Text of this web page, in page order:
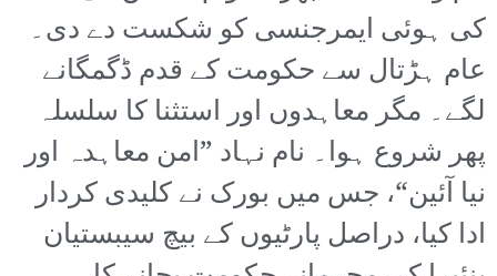
کی ہوئی ایمرجنسی کو شکست دے دی۔
عام ہڑتال سے حکومت کے قدم ڈگمگانے
لگے۔ مگر معاہدوں اور استثنا کا سلسلہ
پھر شروع ہوا۔ نام نہاد ”امن معاہدہ اور
نیا آئین“، جس میں بورک نے کلیدی کردار
ادا کیا، دراصل پارٹیوں کے بیچ سیبستیان